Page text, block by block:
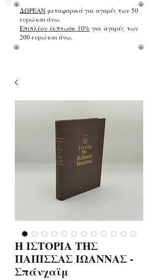
ΔΩΡΕΑΝ μεταφορικά για αγορές των 50
ευρώ και άνω.
Επιπλέον έκπτωση 10%για αγορές των
200 ευρώ και άνω.
Η ΙΣΤΟΡΙΑ ΤΗΣ
ΠΑΠΙΣΣΑΣ ΙΩΑΝΝΑΣ -
Σπάνχαϊμ